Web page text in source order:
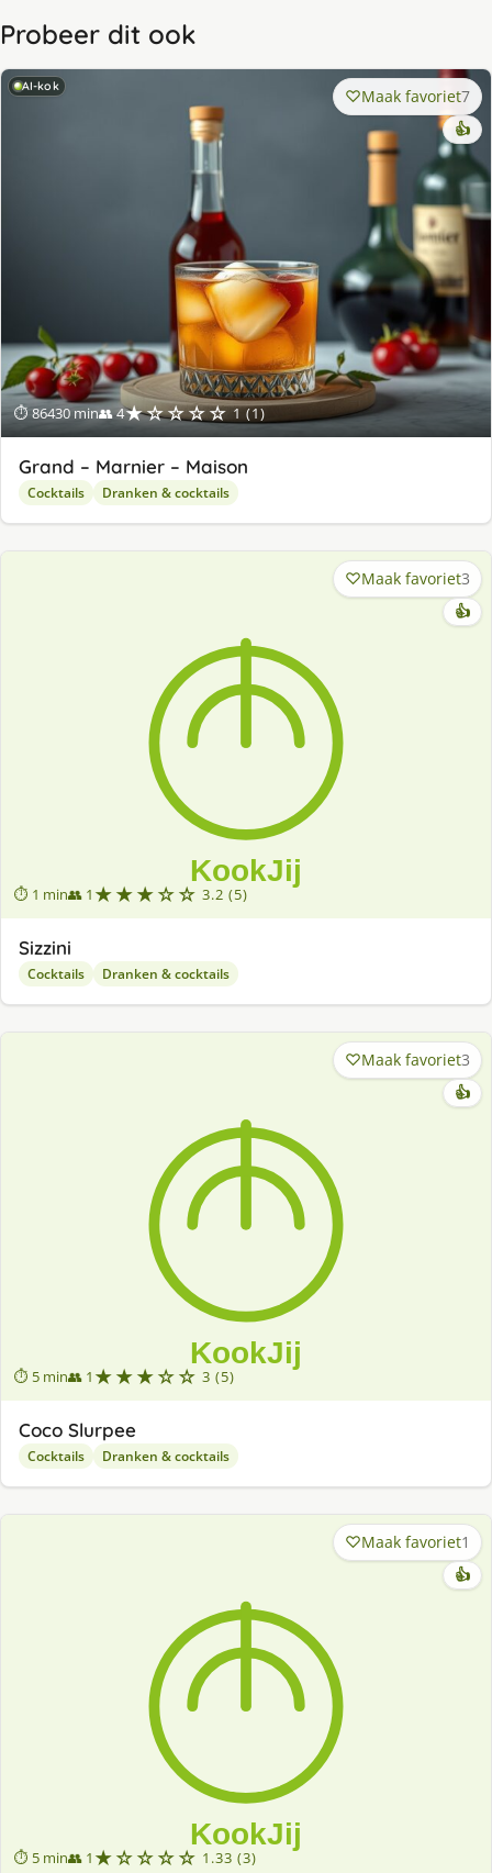
Probeer dit ook
AI-kok
⏱ 86430 min👥 4★☆☆☆☆ 1 (1)
Maak favoriet7
👍
Grand – Marnier – Maison
Cocktails Dranken & cocktails
⏱ 1 min👥 1 ★★★☆☆ 3.2 (5)
Maak favoriet3
👍
Sizzini
Cocktails Dranken & cocktails
⏱ 5 min👥 1 ★★★☆☆ 3 (5)
Maak favoriet3
👍
Coco Slurpee
Cocktails Dranken & cocktails
⏱ 5 min👥 1 ★☆☆☆☆ 1.33 (3)
Maak favoriet1
👍